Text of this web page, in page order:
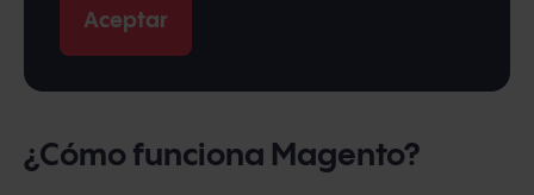
¿Cómo funciona Magento?